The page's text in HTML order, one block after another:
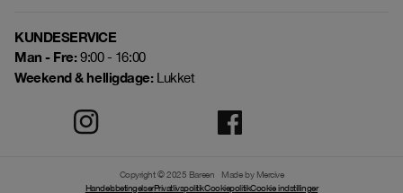
KUNDESERVICE
Man - Fre:9:00 - 16:00
Weekend & helligdage:Lukket
Copyright © 2025 Bareen
Made by Mercive
HandelsbetingelserPrivatlivspolitikCookiepolitikCookie indstillinger